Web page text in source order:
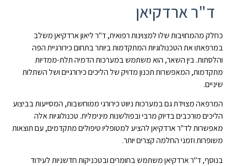
ד"ר ארדקיאן
כחלק מהמחויבות שלו למצוינות רפואית, ד"ר ליאון ארדקיאן משלב
במרפאתו את הטכנולוגיות המתקדמות ביותר בתחום כירורגיית הפה
והלסתות. בין השאר, הוא משתמש במערכות הדמיה תלת-ממדיות
מתקדמות, המאפשרות תכנון מדויק של הליכים כירורגיים ושל השתלות
שיניים.
המרפאה מצוידת גם במערכות ניווט כירורגי ממוחשבות, המסייעות בביצוע
הליכים מורכבים בדיוק מרבי ובפולשנות מינימלית. טכנולוגיות אלה
מאפשרות לד"ר ארדקיאן להציע למטופליו טיפולים מתקדמים, עם תוצאות
משופרות וזמני החלמה קצרים יותר.
בנוסף, ד"ר ארדקיאן משתמש בחומרים ובטכניקות חדשניות לעידוד